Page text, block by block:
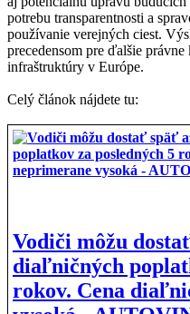
potrebu transparentnosti a
používanie verejných ciest.
precedensom pre ďalšie
infraštruktúry v Európe.
Celý článok nájdete tu:
Vodiči môžu
diaľničných
rokov. Cena